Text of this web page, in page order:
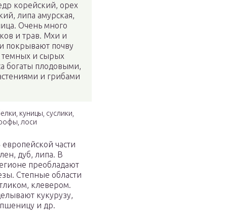
корейский, орех
липа амурская,
Очень много
и трав. Мхи и
покрывают почву
темных и сырых
богаты плодовыми,
и грибами
куницы, суслики,
лоси
европейской части
дуб, липа. В
преобладают
Степные области
клевером.
кукурузу,
и др.